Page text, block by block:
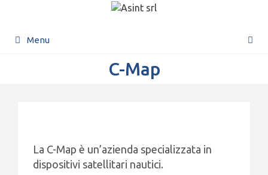
Menu
C-Map
La C-Map è un’azienda specializzata in
dispositivi satellitari nautici.